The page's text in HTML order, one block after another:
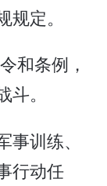
定。
和条例，
。
训练、
行动任